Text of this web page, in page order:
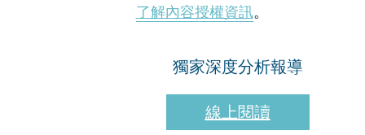
了解內容授權資訊。
獨家深度分析報導
線上閱讀